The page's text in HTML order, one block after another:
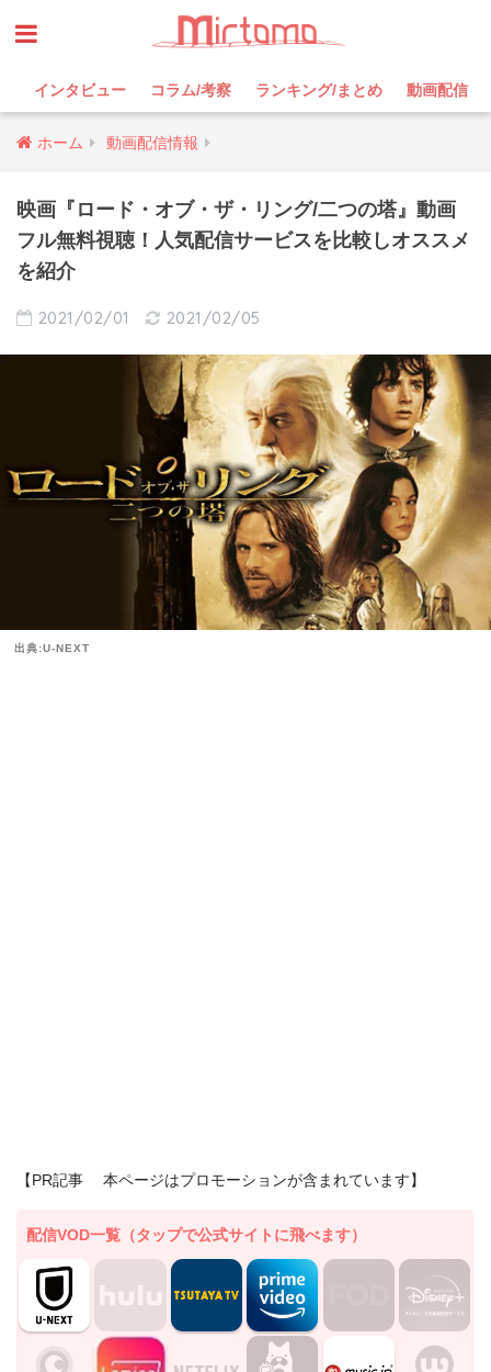
インタビュー コラム/考察 ランキング/まとめ 動画配信
ホーム 動画配信情報
映画『ロード・オブ・ザ・リング/二つの塔』動画
フル無料視聴！人気配信サービスを比較しオススメ
を紹介
2021/02/01 2021/02/05
出典:U-NEXT
【PR記事 本ページはプロモーションが含まれています】
配信VOD一覧（タップで公式サイトに飛べます）